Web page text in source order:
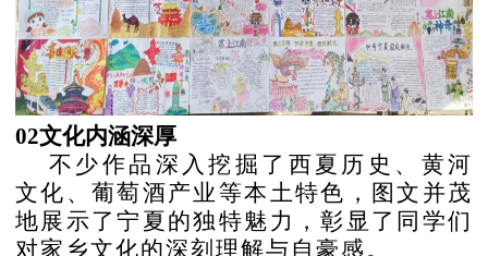
02文化内涵深厚
不少作品深入挖掘了西夏历史、黄河
文化、葡萄酒产业等本土特色，图文并茂
地展示了宁夏的独特魅力，彰显了同学们
对家乡文化的深刻理解与自豪感。